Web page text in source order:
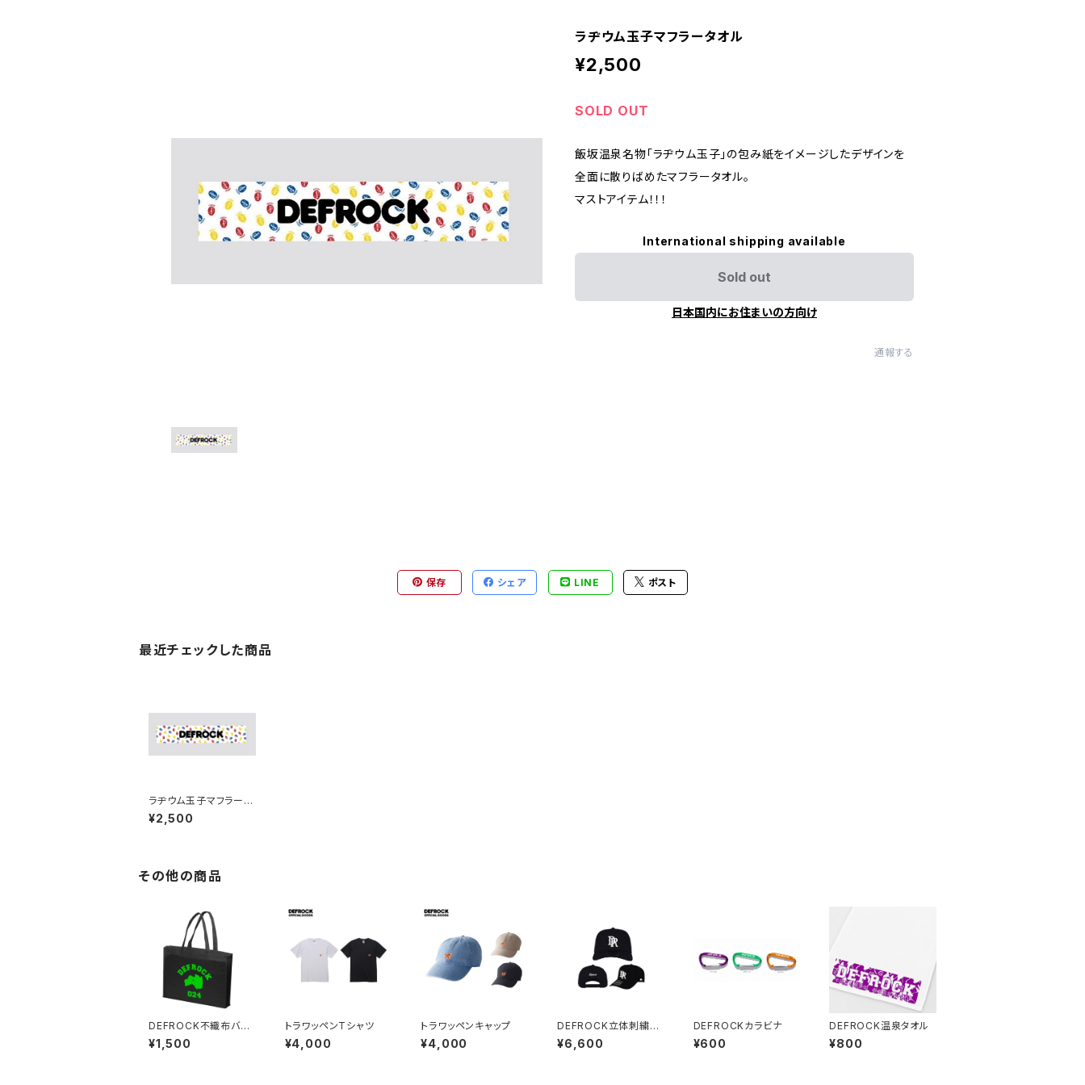
ラヂウム玉子マフラータオル
¥2,500
SOLD OUT
飯坂温泉名物「ラヂウム玉子」の包み紙をイメージしたデザインを
全面に散りばめたマフラータオル。
マストアイテム！！！
International shipping available
Sold out
日本国内にお住まいの方向け
通報する
保存 シェア LINE ポスト
最近チェックした商品
ラヂウム玉子マフラータ
オル
¥2,500
その他の商品
DEFROCK不織布バッ
ク
¥1,500
トラワッペンTシャツ
¥4,000
トラワッペンキャップ
¥4,000
DEFROCK立体刺繍キ
ャップ
¥6,600
DEFROCKカラビナ
¥600
DEFROCK温泉タオル
¥800